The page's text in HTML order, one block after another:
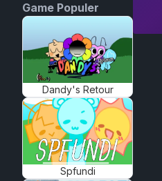
Game Populer
Dandy's Retour
Spfundi